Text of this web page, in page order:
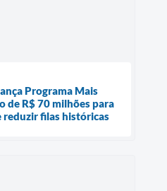
Programa Mais
de R$ 70 milhões para
filas históricas